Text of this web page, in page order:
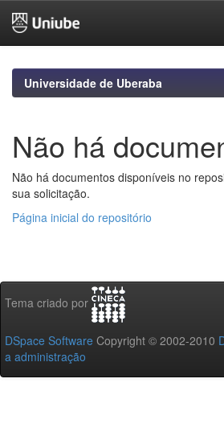
navigationUniversidade de Uberaba
Não há
Não há documentos disponíveis no
sua solicitação.
Página inicial do repositório
Tema criado por
DSpace Software Copyright © 2002-2010
a administração